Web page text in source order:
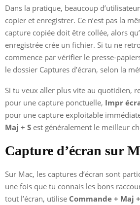
Dans la pratique, beaucoup
copier et enregistrer. Ce n’est pas la
capture copiée doit être collée, alors
enregistrée crée un fichier. Si tu ne
commence par vérifier le presse-
le dossier Captures d’écran, selon la
Si tu veux aller plus vite au quotidien,
pour une capture ponctuelle, Impr
pour une capture exploitable
Maj + S est généralement le meilleur
Capture d’écran sur
Sur Mac, les captures d’écran sont
une fois que tu connais les bons
tout l’écran, utilise Commande + Maj